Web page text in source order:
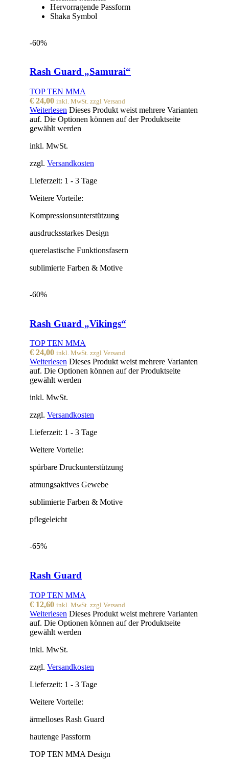
Hervorragende Passform
Shaka Symbol
-60%
Rash Guard „Samurai“
TOP TEN MMA
€ 24,00 inkl. MwSt. zzgl Versand
Weiterlesen Dieses Produkt weist mehrere Varianten
auf. Die Optionen können auf der Produktseite
gewählt werden
inkl. MwSt.
zzgl. Versandkosten
Lieferzeit: 1 - 3 Tage
Weitere Vorteile:
Kompressionsunterstützung
ausdrucksstarkes Design
querelastische Funktionsfasern
sublimierte Farben & Motive
-60%
Rash Guard „Vikings“
TOP TEN MMA
€ 24,00 inkl. MwSt. zzgl Versand
Weiterlesen Dieses Produkt weist mehrere Varianten
auf. Die Optionen können auf der Produktseite
gewählt werden
inkl. MwSt.
zzgl. Versandkosten
Lieferzeit: 1 - 3 Tage
Weitere Vorteile:
spürbare Druckunterstützung
atmungsaktives Gewebe
sublimierte Farben & Motive
pflegeleicht
-65%
Rash Guard
TOP TEN MMA
€ 12,60 inkl. MwSt. zzgl Versand
Weiterlesen Dieses Produkt weist mehrere Varianten
auf. Die Optionen können auf der Produktseite
gewählt werden
inkl. MwSt.
zzgl. Versandkosten
Lieferzeit: 1 - 3 Tage
Weitere Vorteile:
ärmelloses Rash Guard
hautenge Passform
TOP TEN MMA Design